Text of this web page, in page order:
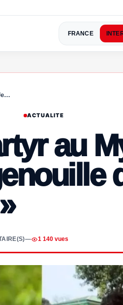
FRANCE
ACTUALITE
au
— 1 140 vues